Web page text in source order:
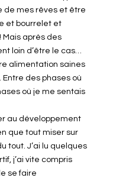
de mes rêves et être
et bourrelet et
Mais après des
loin d’être le cas…
alimentation saines
des phases où
où je me sentais
au développement
que tout miser sur
tout. J’ai lu quelques
j’ai vite compris
se faire